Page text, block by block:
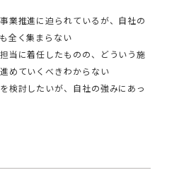
業推進に迫られているが、自社の
全く集まらない
当に着任したものの、どういう施
めていくべきわからない
検討したいが、自社の強みにあっ